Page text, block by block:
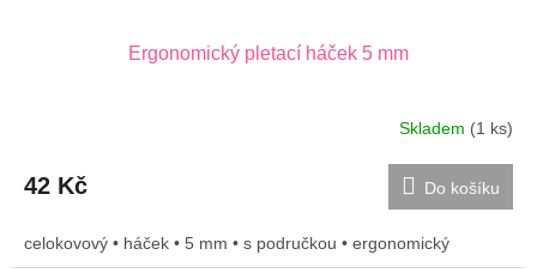
Ergonomický pletací háček 5 mm
Skladem (1 ks)
42 Kč Do košíku
celokovový • háček • 5 mm • s područkou • ergonomický